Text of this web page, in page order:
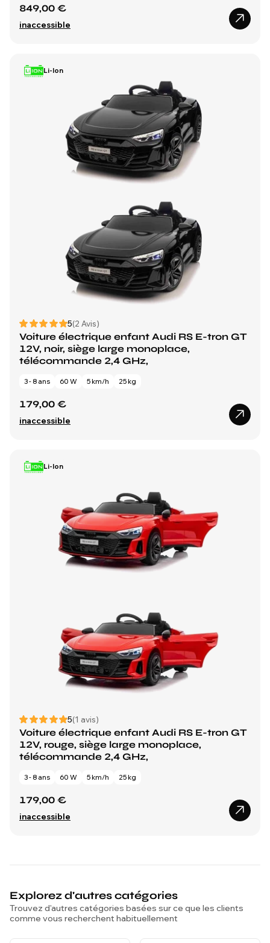
849,00 €
inaccessible
Li-Ion
5(2 Avis)
Voiture électrique enfant Audi RS E-tron GT
12V, noir, siège large monoplace,
télécommande 2,4 GHz,
3 - 8 ans 60 W 5 km/h 25 kg
179,00 €
inaccessible
Li-Ion
5(1 avis)
Voiture électrique enfant Audi RS E-tron GT
12V, rouge, siège large monoplace,
télécommande 2,4 GHz,
3 - 8 ans 60 W 5 km/h 25 kg
179,00 €
inaccessible
Explorez d'autres catégories
Trouvez d'autres catégories basées sur ce que les clients
comme vous recherchent habituellement